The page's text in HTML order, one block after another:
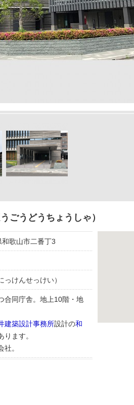
ごうどうちょうしゃ）
歌山市二番丁3
っけんせっけい）
合同庁舎。地上10階・地
建築設計事務所設計の和
ります。
社。